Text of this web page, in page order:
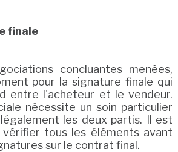
finale
concluantes menées,
pour la signature finale qui
entre l'acheteur et le vendeur.
nécessite un soin particulier
les deux partis. Il est
vérifier tous les éléments avant
sur le contrat final.